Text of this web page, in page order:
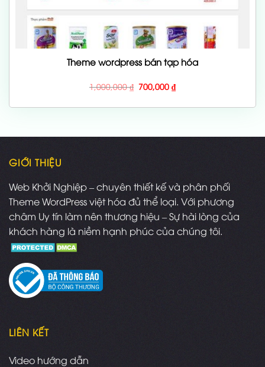
Theme wordpress bán tạp hóa
1,000,000₫ Giá
gốc
1,000,000 ₫.
700,000₫Giá
hiện
là:
GIỚI THIỆU
Web Khởi Nghiệp – chuyên thiết kế và phân phối
Theme WordPress việt hóa đủ thể loại. Với phương
châm Uy tín làm nên thương hiệu – Sự hài lòng của
khách hàng là niềm hạnh phúc của chúng tôi.
LIÊN KẾT
Video hướng dẫn